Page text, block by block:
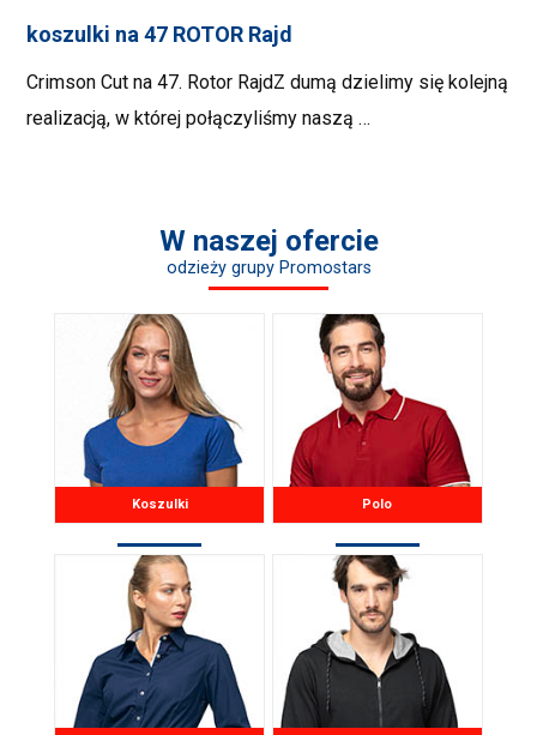
koszulki na 47 ROTOR Rajd
Crimson Cut na 47. Rotor RajdZ dumą dzielimy się kolejną
realizacją, w której połączyliśmy naszą …
W naszej ofercie
odzieży grupy Promostars
Koszulki Polo